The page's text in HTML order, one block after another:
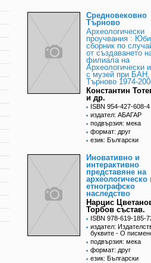
Средновековно
Търново
Археологически
проучвания :
сборник по
от създаването
филиала на
Археологически
с музей при
Търново 1974-
Константин
и др.
ISBN 954-427-608-4
издател: АБАГАР
подвързия: мека
формат: друг
език: Български
Иновативно и
интерактивно
представяне на
археологическо
етнографско
наследство
Нарцис
Торбов състав.
ISBN 978-619-185-
издател:
буквите - О
подвързия: мека
формат: друг
език: Български